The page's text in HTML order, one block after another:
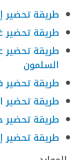
طريقة
طريقة
طريقة
السلمون
طريقة تحضير
طريقة تحضير
طريقة تحضير
طريقة تحضير